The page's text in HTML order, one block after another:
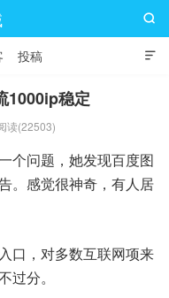

投稿

1000ip稳定
读(22503)
个问题，她发现百度图
。感觉很神奇，有人居
口，对多数互联网项来
分。